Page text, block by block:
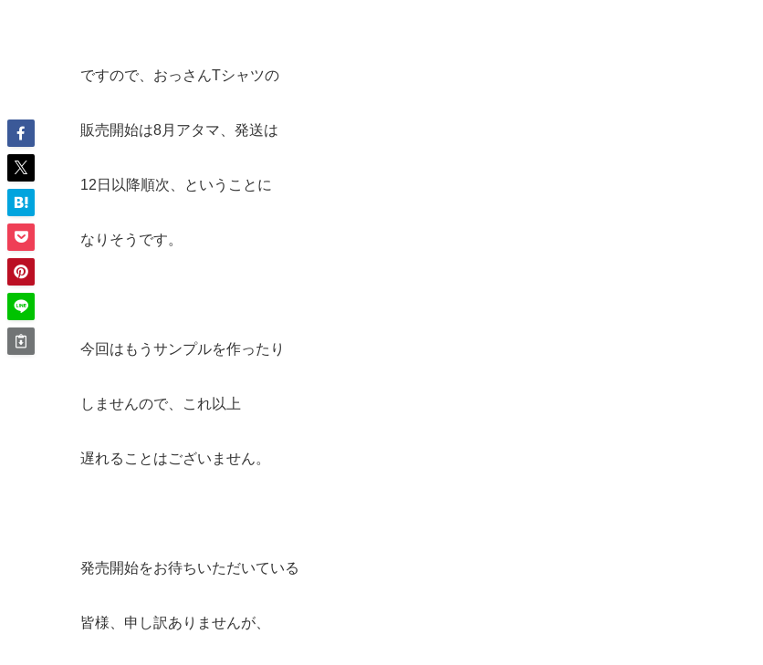
ですので、おっさんTシャツの
販売開始は8月アタマ、発送は
12日以降順次、ということに
なりそうです。
今回はもうサンプルを作ったり
しませんので、これ以上
遅れることはございません。
発売開始をお待ちいただいている
皆様、申し訳ありませんが、